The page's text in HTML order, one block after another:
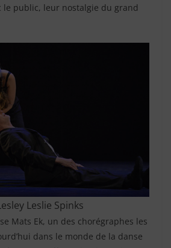
le public, leur nostalgie du grand
Leslie Spinks
Mats Ek, un des chorégraphes les
dans le monde de la danse